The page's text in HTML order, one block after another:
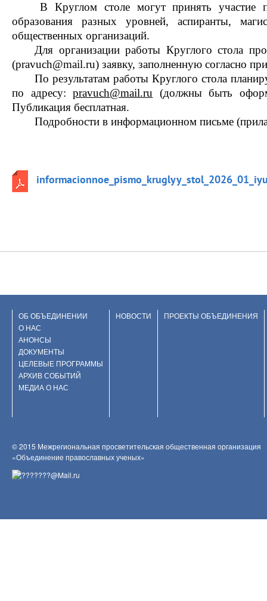
В Круглом столе могут принять участие
образования разных уровней, аспиранты,
общественных организаций.
Для организации работы Круглого стола
(pravuch@mail.ru) заявку, заполненную согласно
По результатам работы Круглого стола
по адресу: pravuch@mail.ru
(должны быть
Публикация бесплатная.
Подробности в информационном письме
ОБ ОБЪЕДИНЕНИИ
О НАС
АНОНСЫ
ДОКУМЕНТЫ
ЦЕЛЕВЫЕ ПРОГРАММЫ
АРХИВ СОБЫТИЙ
МЕДИА О НАС
НОВОСТИ ПРОЕКТЫ ОБЪЕДИНЕНИЯ
© 2015 Межрегиональная просветительская общественная организация
«Объединение православных ученых»